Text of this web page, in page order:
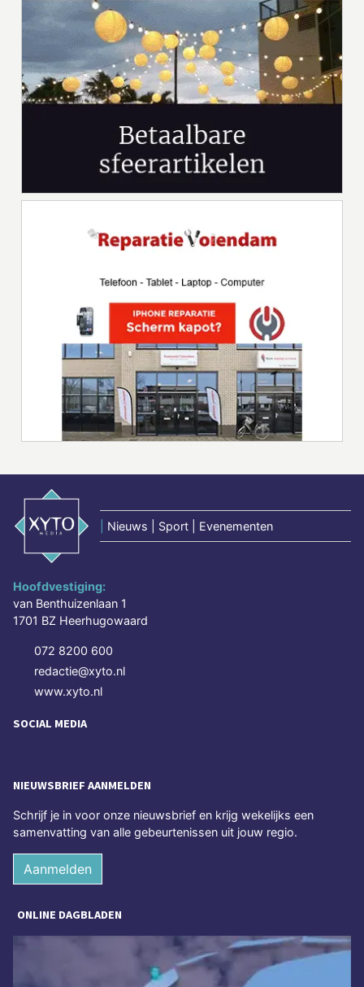
Nieuws | Sport | Evenementen
Hoofdvestiging:
van Benthuizenlaan 1
1701 BZ Heerhugowaard
072 8200 600
redactie@xyto.nl
www.xyto.nl
SOCIAL MEDIA
NIEUWSBRIEF AANMELDEN
Schrijf je in voor onze nieuwsbrief en krijg wekelijks een
samenvatting van alle gebeurtenissen uit jouw regio.
Aanmelden
ONLINE DAGBLADEN